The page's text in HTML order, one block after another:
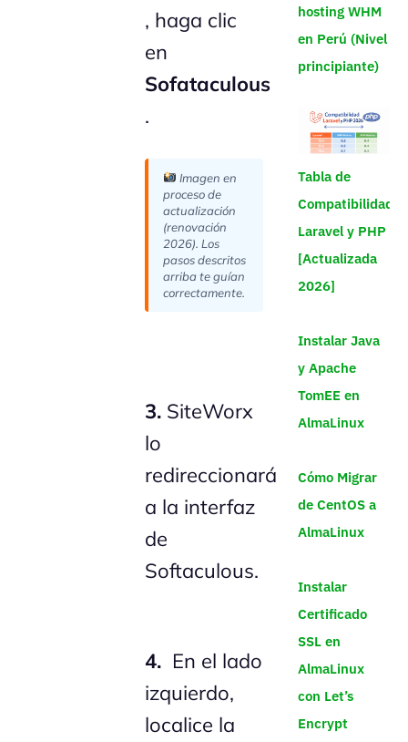
, haga clic
en
Sofataculous
.
Imagen en
proceso de
actualización
(renovación
2026). Los
pasos descritos
arriba te guían
correctamente.
3. SiteWorx
lo
redireccionará
a la interfaz
de
Softaculous.
4. En el lado
izquierdo,
localice la
hosting WHM
en Perú (Nivel
principiante)
Tabla de
Compatibilidad
Laravel y PHP
[Actualizada
2026]
Instalar Java
y Apache
TomEE en
AlmaLinux
Cómo Migrar
de CentOS a
AlmaLinux
Instalar
Certificado
SSL en
AlmaLinux
con Let’s
Encrypt